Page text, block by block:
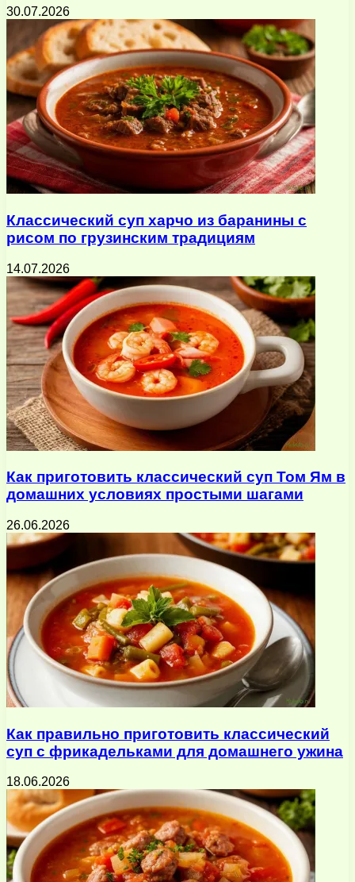
30.07.2026
Классический суп харчо из баранины с
рисом по грузинским традициям
14.07.2026
Как приготовить классический суп Том Ям в
домашних условиях простыми шагами
26.06.2026
Как правильно приготовить классический
суп с фрикадельками для домашнего ужина
18.06.2026